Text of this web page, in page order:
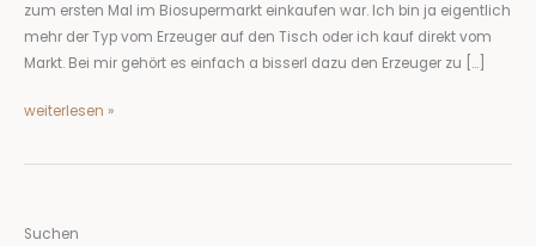
zum ersten Mal im Biosupermarkt einkaufen war. Ich bin ja eigentlich
mehr der Typ vom Erzeuger auf den Tisch oder ich kauf direkt vom
Markt. Bei mir gehört es einfach a bisserl dazu den Erzeuger zu […]
weiterlesen »
Suchen